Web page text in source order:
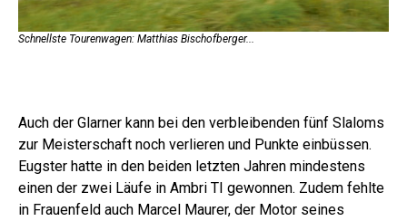
Schnellste Tourenwagen: Matthias Bischofberger...
Auch der Glarner kann bei den verbleibenden fünf Slaloms
zur Meisterschaft noch verlieren und Punkte einbüssen.
Eugster hatte in den beiden letzten Jahren mindestens
einen der zwei Läufe in Ambri TI gewonnen. Zudem fehlte
in Frauenfeld auch Marcel Maurer, der Motor seines